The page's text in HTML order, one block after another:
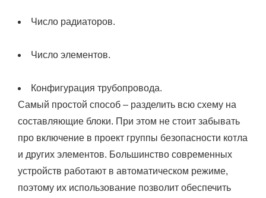
Число радиаторов.
Число элементов.
Конфигурация трубопровода.
Самый простой способ – разделить всю схему на
составляющие блоки. При этом не стоит забывать
про включение в проект группы безопасности котла
и других элементов. Большинство современных
устройств работают в автоматическом режиме,
поэтому их использование позволит обеспечить